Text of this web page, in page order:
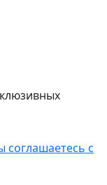
соглашаетесь с